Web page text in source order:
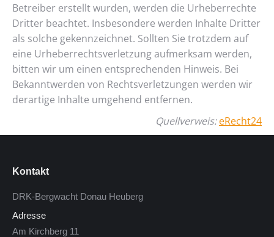
Betreiber erstellt wurden, werden die Urheberrechte
Dritter beachtet. Insbesondere werden Inhalte Dritter
als solche gekennzeichnet. Sollten Sie trotzdem auf
eine Urheberrechtsverletzung aufmerksam werden,
bitten wir um einen entsprechenden Hinweis. Bei
Bekanntwerden von Rechtsverletzungen werden wir
derartige Inhalte umgehend entfernen.
Quellverweis: eRecht24
Kontakt
DRK-Bergwacht Donau Heuberg
Adresse
Am Kirchberg 11